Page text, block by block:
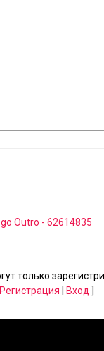
Outro - 62614835
только
Регистрация Вход ]